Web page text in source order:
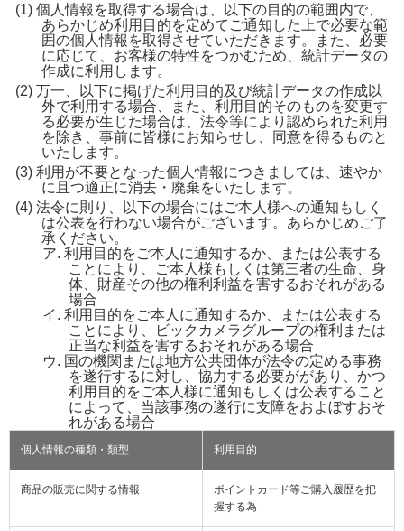
個人情報を取得する場合は、以下の目的の範囲内で、
あらかじめ利用目的を定めてご通知した上で必要な範
囲の個人情報を取得させていただきます。また、必要
に応じて、お客様の特性をつかむため、統計データの
作成に利用します。
万一、以下に掲げた利用目的及び統計データの作成以
外で利用する場合、また、利用目的そのものを変更す
る必要が生じた場合は、法令等により認められた利用
を除き、事前に皆様にお知らせし、同意を得るものと
いたします。
利用が不要となった個人情報につきましては、速やか
に且つ適正に消去・廃棄をいたします。
法令に則り、以下の場合にはご本人様への通知もしく
は公表を行わない場合がございます。あらかじめご了
承ください。
利用目的をご本人に通知するか、または公表する
ことにより、ご本人様もしくは第三者の生命、身
体、財産その他の権利利益を害するおそれがある
場合
利用目的をご本人に通知するか、または公表する
ことにより、ビックカメラグループの権利または
正当な利益を害するおそれがある場合
国の機関または地方公共団体が法令の定める事務
を遂行するに対し、協力する必要ががあり、かつ
利用目的をご本人様に通知もしくは公表すること
によって、当該事務の遂行に支障をおよぼすおそ
れがある場合
個人情報の種類・類型 利用目的
商品の販売に関する情報
ポイントカード等ご購入履歴を把
握する為